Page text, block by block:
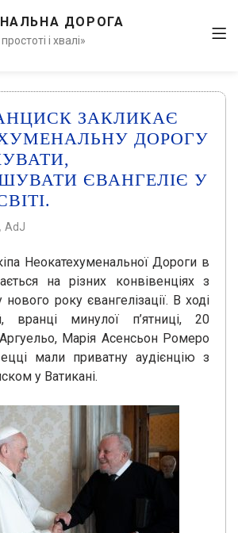
ДОРОГА
і хвалі»
ЗАКЛИКАЄ
ДОРОГУ
ЄВАНГЕЛІЄ У
AdJ
Неокатехуменальної Дороги в
на різних конвівенціях з
нового року євангелізації. В ході
вранці минулої п’ятниці, 20
Марія Асенсьон Ромеро
мали приватну аудієнцію з
у Ватикані.